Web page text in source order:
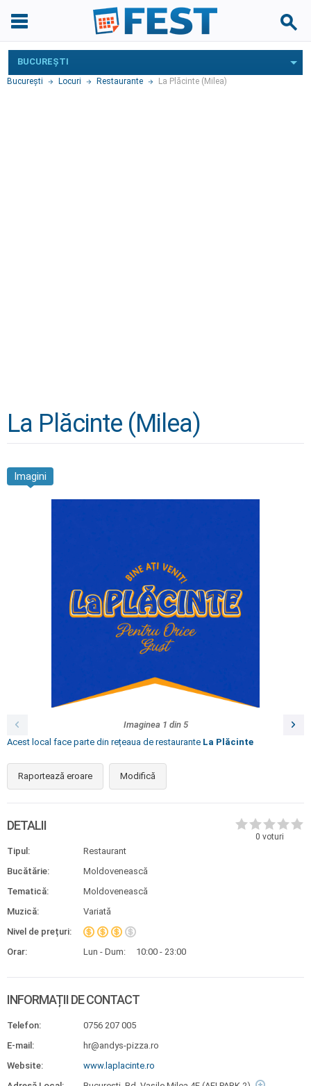
BUCUREŞTI
Bucureşti Locuri Restaurante La Plăcinte (Milea)
La Plăcinte (Milea)
Imagini
Imaginea 1 din 5
Acest local face parte din rețeaua de restaurante La Plăcinte
Raportează eroare Modifică
0 voturi
DETALII
Tipul:
Restaurant
Bucătărie:
Moldovenească
Tematică:
Moldovenească
Muzică:
Variată
Nivel de prețuri:
Orar:
Lun - Dum: 10:00 - 23:00
INFORMAȚII DE CONTACT
Telefon:
0756 207 005
E-mail:
hr@andys-pizza.ro
Website:
www.laplacinte.ro